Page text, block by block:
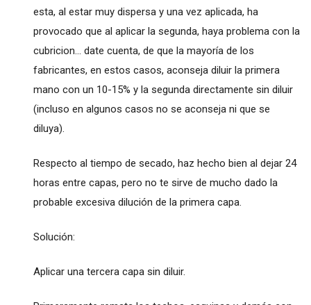
esta, al estar muy dispersa y una vez aplicada, ha
provocado que al aplicar la segunda, haya problema con la
cubricion... date cuenta, de que la mayoría de los
fabricantes, en estos casos, aconseja diluir la primera
mano con un 10-15% y la segunda directamente sin diluir
(incluso en algunos casos no se aconseja ni que se
diluya).
Respecto al tiempo de secado, haz hecho bien al dejar 24
horas entre capas, pero no te sirve de mucho dado la
probable excesiva dilución de la primera capa.
Solución:
Aplicar una tercera capa sin diluir.